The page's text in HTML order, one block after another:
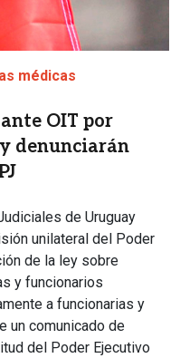
médicas
OIT por
denunciarán
de Uruguay
unilateral del Poder
de la ley sobre
y funcionarios
a funcionarias y
un comunicado de
del Poder Ejecutivo